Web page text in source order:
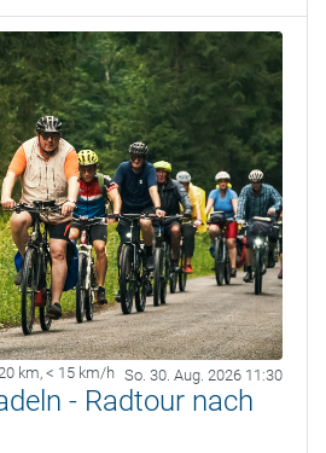
km, < 15 km/h So. 30. Aug. 2026 11:30
- Radtour nach